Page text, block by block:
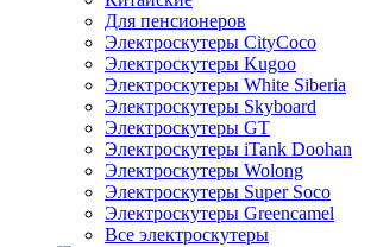
Для пенсионеров
Электроскутеры CityCoco
Электроскутеры Kugoo
Электроскутеры White Siberia
Электроскутеры Skyboard
Электроскутеры GT
Электроскутеры iTank Doohan
Электроскутеры Wolong
Электроскутеры Super Soco
Электроскутеры Greencamel
Все электроскутеры